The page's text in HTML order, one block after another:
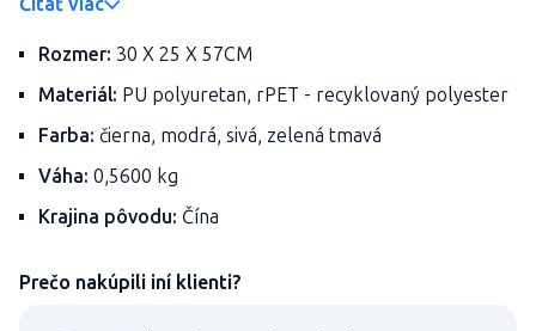
Rozmer: 30 X 25 X 57CM
Materiál: PU polyuretan, rPET - recyklovaný polyester
Farba: čierna, modrá, sivá, zelená tmavá
Váha: 0,5600 kg
Krajina pôvodu: Čína
Prečo nakúpili iní klienti?